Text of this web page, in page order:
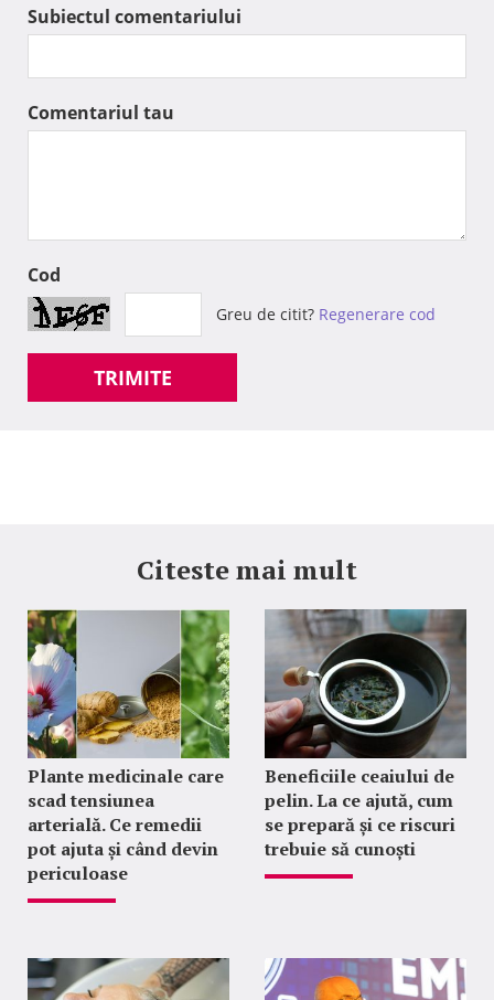
Subiectul comentariului
Comentariul tau
Cod
Greu de citit? Regenerare cod
TRIMITE
Citeste mai mult
Plante medicinale care
scad tensiunea
arterială. Ce remedii
pot ajuta și când devin
periculoase
Beneficiile ceaiului de
pelin. La ce ajută, cum
se prepară și ce riscuri
trebuie să cunoști